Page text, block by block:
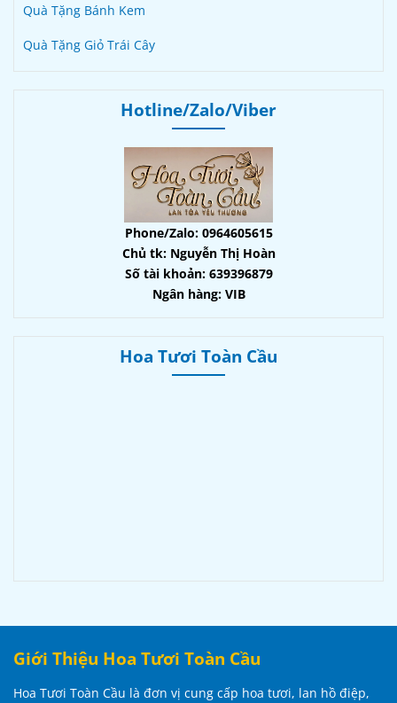
Quà Tặng Bánh Kem
Quà Tặng Giỏ Trái Cây
Hotline/Zalo/Viber
Phone/Zalo: 0964605615
Chủ tk: Nguyễn Thị Hoàn
Số tài khoản: 639396879
Ngân hàng: VIB
Hoa Tươi Toàn Cầu
Giới Thiệu Hoa Tươi Toàn Cầu
Hoa Tươi Toàn Cầu là đơn vị cung cấp hoa tươi, lan hồ điệp,